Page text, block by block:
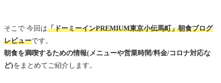
そこで 今回は「ドーミーインPREMIUM東京小伝馬町」朝食ブログ
レビューです。
朝食を満喫するための情報(メニューや営業時間/料金/コロナ対応な
ど)をまとめてご紹介します。